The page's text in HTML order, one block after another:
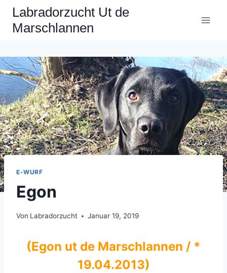
Zum
Inhalt
springen
Labradorzucht Ut de
Marschlannen
E-WURF
Egon
Von Labradorzucht Januar 19, 2019
(Egon ut de Marschlannen / *
19.04.2013)